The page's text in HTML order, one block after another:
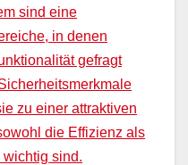
sind eine
in denen
gefragt
zu einer attraktiven
die Effizienz als
sind.